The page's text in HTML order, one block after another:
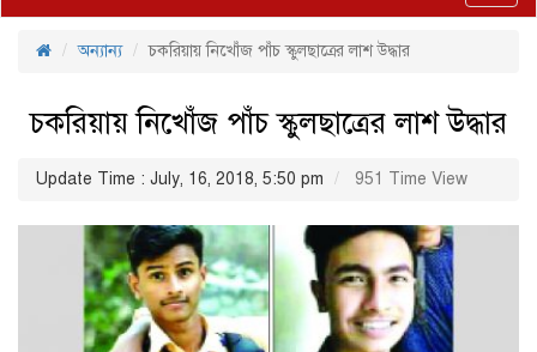
অন্যান্য
চকরিয়ায় নিখোঁজ পাঁচ স্কুলছাত্রের লাশ উদ্ধার
চকরিয়ায় নিখোঁজ পাঁচ স্কুলছাত্রের লাশ উদ্ধার
Update Time : July, 16, 2018, 5:50 pm 951 Time View